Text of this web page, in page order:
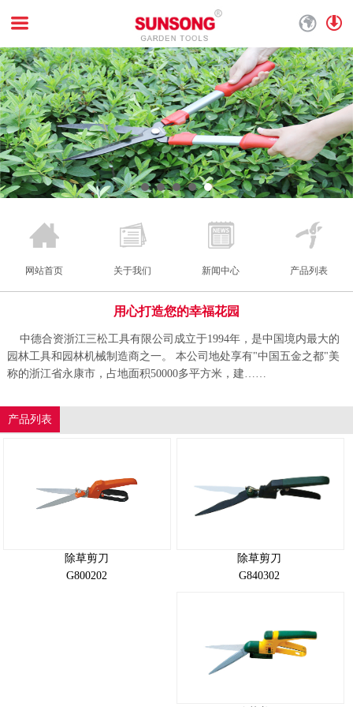
网站首页 关于我们 新闻中心 产品列表
用心打造您的幸福花园
中德合资浙江三松工具有限公司成立于1994年，是中国境内最大的
园林工具和园林机械制造商之一。 本公司地处享有"中国五金之都"美
称的浙江省永康市，占地面积50000多平方米，建……
产品列表
除草剪刀
G800202
除草剪刀
G840302